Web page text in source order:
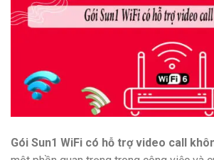
Gói Sun1 WiFi có hỗ trợ video call